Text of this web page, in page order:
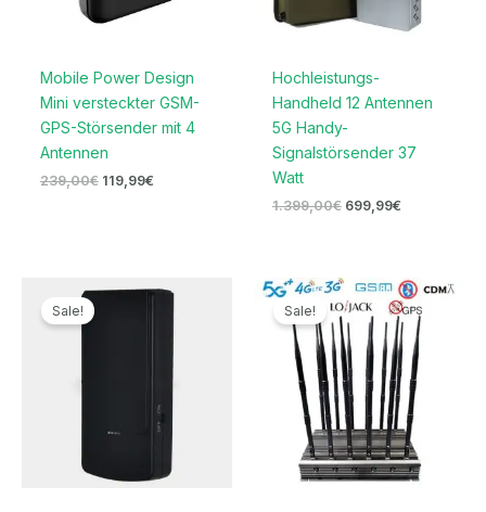
Mobile Power Design
Mini versteckter GSM-
GPS-Störsender mit 4
Antennen
239,00€ 119,99€
Hochleistungs-
Handheld 12 Antennen
5G Handy-
Signalstörsender 37
Watt
1.399,00€ 699,99€
Sale! Sale!
Preisspanne:
679,99€
bis
699,99€